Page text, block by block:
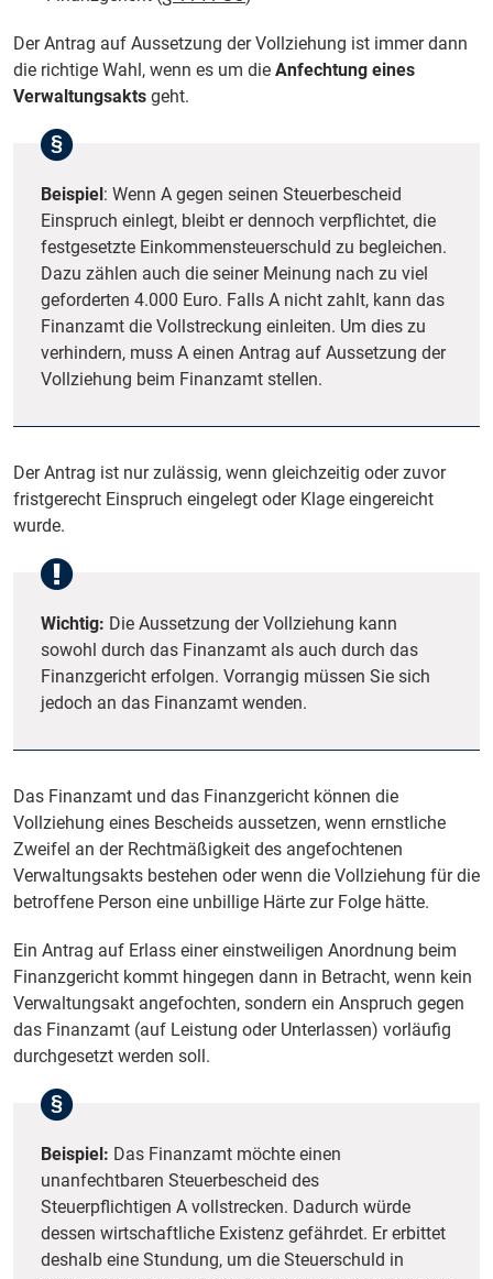
Der Antrag auf Aussetzung der Vollziehung ist immer dann
die richtige Wahl, wenn es um die Anfechtung eines
Verwaltungsakts geht.
Beispiel: Wenn A gegen seinen Steuerbescheid
Einspruch einlegt, bleibt er dennoch verpflichtet, die
festgesetzte Einkommensteuerschuld zu begleichen.
Dazu zählen auch die seiner Meinung nach zu viel
geforderten 4.000 Euro. Falls A nicht zahlt, kann das
Finanzamt die Vollstreckung einleiten. Um dies zu
verhindern, muss A einen Antrag auf Aussetzung der
Vollziehung beim Finanzamt stellen.
Der Antrag ist nur zulässig, wenn gleichzeitig oder zuvor
fristgerecht Einspruch eingelegt oder Klage eingereicht
wurde.
Wichtig: Die Aussetzung der Vollziehung kann
sowohl durch das Finanzamt als auch durch das
Finanzgericht erfolgen. Vorrangig müssen Sie sich
jedoch an das Finanzamt wenden.
Das Finanzamt und das Finanzgericht können die
Vollziehung eines Bescheids aussetzen, wenn ernstliche
Zweifel an der Rechtmäßigkeit des angefochtenen
Verwaltungsakts bestehen oder wenn die Vollziehung für die
betroffene Person eine unbillige Härte zur Folge hätte.
Ein Antrag auf Erlass einer einstweiligen Anordnung beim
Finanzgericht kommt hingegen dann in Betracht, wenn kein
Verwaltungsakt angefochten, sondern ein Anspruch gegen
das Finanzamt (auf Leistung oder Unterlassen) vorläufig
durchgesetzt werden soll.
Beispiel: Das Finanzamt möchte einen
unanfechtbaren Steuerbescheid des
Steuerpflichtigen A vollstrecken. Dadurch würde
dessen wirtschaftliche Existenz gefährdet. Er erbittet
deshalb eine Stundung, um die Steuerschuld in